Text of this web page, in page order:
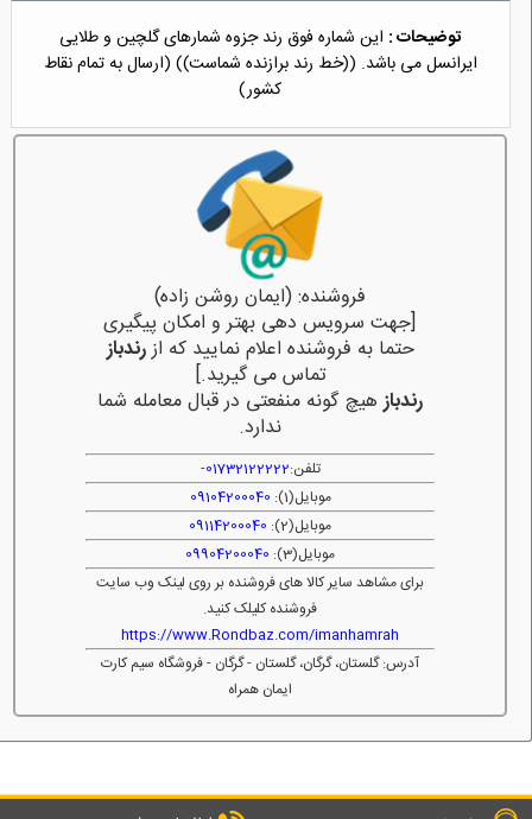
توضیحات : این شماره فوق رند جزوه شمارهای گلچین و طلایی
ایرانسل می باشد. ((خط رند برازنده شماست)) (ارسال به تمام نقاط
کشور)
فروشنده: (ایمان روشن زاده)
[جهت سرویس دهی بهتر و امکان پیگیری
حتما به فروشنده اعلام نمایید که ازرندباز
تماس می گیرید.]
رندبازهیچ گونه منفعتی در قبال معامله شما
ندارد.
تلفن:01732122222
-
موبایل(1):
09104200040
موبایل(2):
09114200040
موبایل(3):
09904200040
برای مشاهد سایر کالا های فروشنده بر روی لینک وب سایت
فروشنده کلیلک کنید.
https://www.Rondbaz.com/imanhamrah
آدرس: گلستان، گرگان، گلستان - گرگان - فروشگاه سیم کارت
ایمان همراه